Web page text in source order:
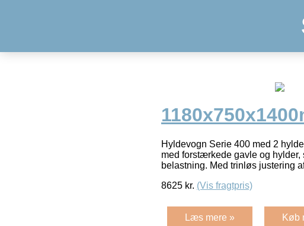
Hyldevogn Serie 400 med 2
med forstærkede gavle og
belastning. Med trinløs justering
8625 kr. (Vis fragtpris)
Læs mere » Køb